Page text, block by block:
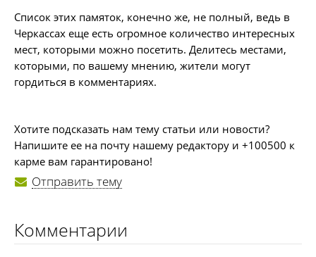
Список этих памяток, конечно же, не полный, ведь в
Черкассах еще есть огромное количество интересных
мест, которыми можно посетить. Делитесь местами,
которыми, по вашему мнению, жители могут
гордиться в комментариях.
Хотите подсказать нам тему статьи или новости?
Напишите ее на почту нашему редактору и +100500 к
карме вам гарантировано!
Отправить тему
Комментарии